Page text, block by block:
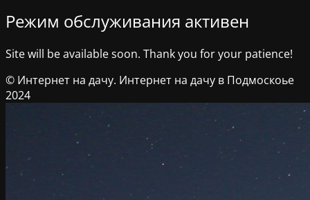
Режим обслуживания активен
Site will be available soon. Thank you for your patience!
© Интернет на дачу. Интернет на дачу в Подмоскоье
2024